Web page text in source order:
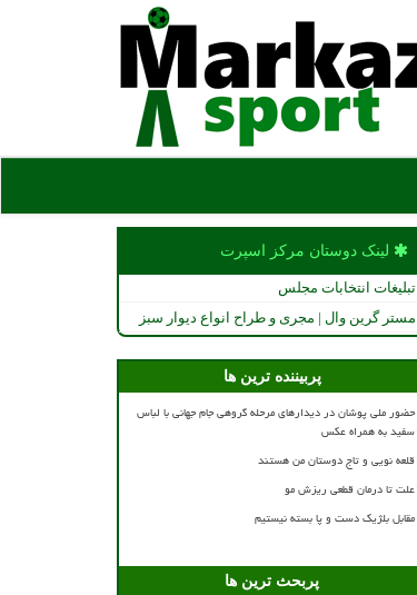
لینک دوستان مركز اسپرت
تبلیغات انتخابات مجلس
مستر گرین وال | مجری و طراح انواع دیوار سبز
پربیننده ترین ها
حضور ملی پوشان در دیدارهای مرحله گروهی جام جهانی با لباس
سفید به همراه عکس
قلعه نویی و تاج دوستان من هستند
علت تا درمان قطعی ریزش مو
مقابل بلژیک دست و پا بسته نیستیم
پربحث ترین ها